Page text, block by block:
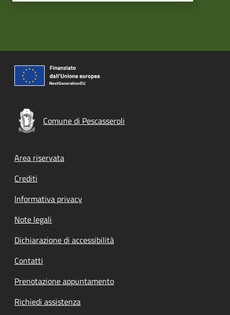
Comune di Pescasseroli
Footer menu
Area riservata
Crediti
Informativa privacy
Note legali
Dichiarazione di accessibilità
Contatti
Prenotazione appuntamento
Richiedi assistenza